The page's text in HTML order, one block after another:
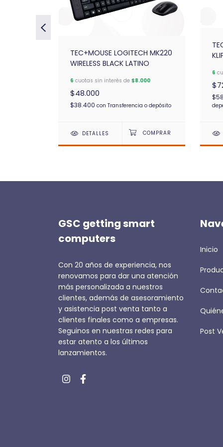
TEC+MOUSE LOGITECH MK220
WIRELESS BLACK LATINO
6 cuotas sin interés de $8.000
$48.000
$38.400 con Transferencia o depósito
DETALLES
6
GSC getting smart
computers
Con 20 años de experiencia, nos
renovamos para dar una atención
más personalizada a nuestros
clientes, además de asesoramiento
y asistencia post venta tanto a
clientes finales como a empresas.
Seguinos en nuestras redes para
estar atento a los últimos
lanzamientos.
Inicio
Post